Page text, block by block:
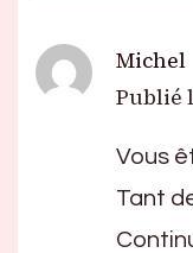
Michel
Publié
Vous
Tant